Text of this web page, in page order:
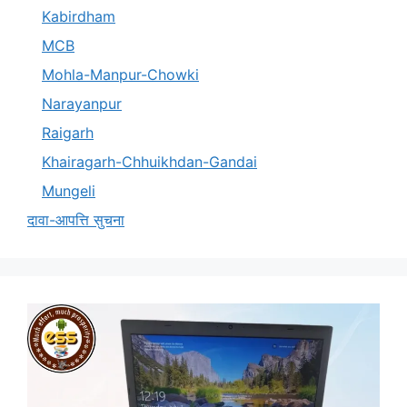
Kabirdham
MCB
Mohla-Manpur-Chowki
Narayanpur
Raigarh
Khairagarh-Chhuikhdan-Gandai
Mungeli
दावा-आपत्ति सुचना